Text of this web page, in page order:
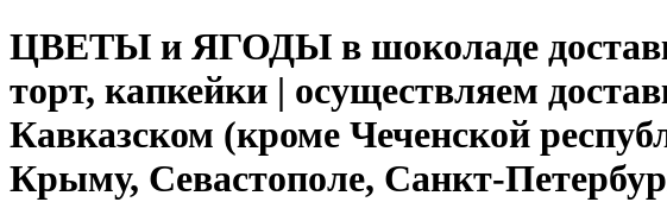
ЦВЕТЫ и ЯГОДЫ в шоколаде
торт, капкейки | осуществляем
Кавказском (кроме Чеченской
Крыму, Севастополе, Санкт-